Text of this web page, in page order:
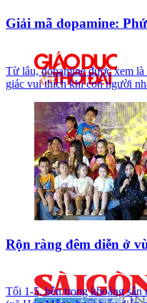
Giải mã dopamine:
Từ lâu, dopamine được xem
giác vui thích khi con người
Rộn ràng đêm diễn ở
Tối 1-5, bên trong khoảng